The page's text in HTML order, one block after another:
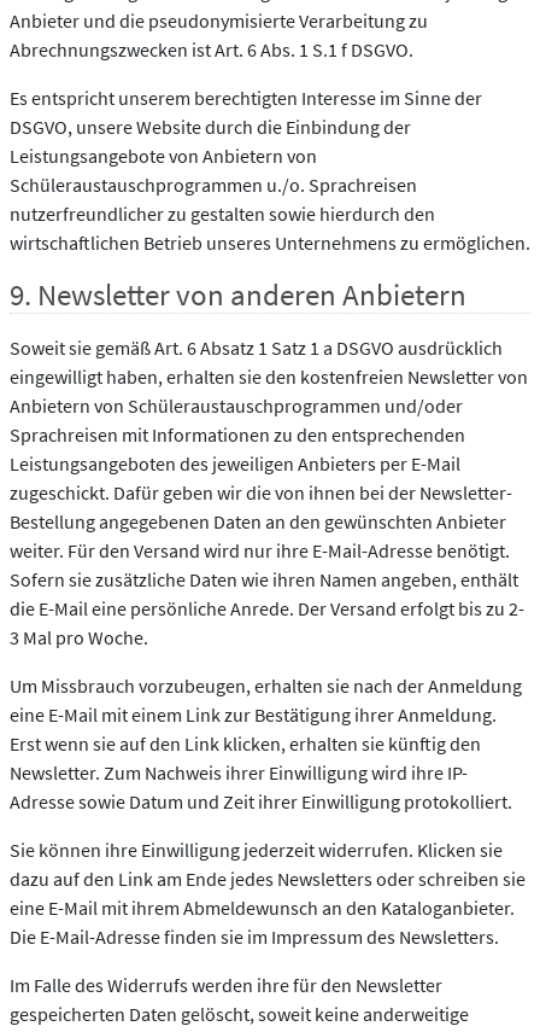
Anbieter und die pseudonymisierte Verarbeitung zu
Abrechnungszwecken ist Art. 6 Abs. 1 S.1 f DSGVO.
Es entspricht unserem berechtigten Interesse im Sinne der
DSGVO, unsere Website durch die Einbindung der
Leistungsangebote von Anbietern von
Schüleraustauschprogrammen u./o. Sprachreisen
nutzerfreundlicher zu gestalten sowie hierdurch den
wirtschaftlichen Betrieb unseres Unternehmens zu ermöglichen.
9. Newsletter von anderen Anbietern
Soweit sie gemäß Art. 6 Absatz 1 Satz 1 a DSGVO ausdrücklich
eingewilligt haben, erhalten sie den kostenfreien Newsletter von
Anbietern von Schüleraustauschprogrammen und/oder
Sprachreisen mit Informationen zu den entsprechenden
Leistungsangeboten des jeweiligen Anbieters per E-Mail
zugeschickt. Dafür geben wir die von ihnen bei der Newsletter-
Bestellung angegebenen Daten an den gewünschten Anbieter
weiter. Für den Versand wird nur ihre E-Mail-Adresse benötigt.
Sofern sie zusätzliche Daten wie ihren Namen angeben, enthält
die E-Mail eine persönliche Anrede. Der Versand erfolgt bis zu 2-
3 Mal pro Woche.
Um Missbrauch vorzubeugen, erhalten sie nach der Anmeldung
eine E-Mail mit einem Link zur Bestätigung ihrer Anmeldung.
Erst wenn sie auf den Link klicken, erhalten sie künftig den
Newsletter. Zum Nachweis ihrer Einwilligung wird ihre IP-
Adresse sowie Datum und Zeit ihrer Einwilligung protokolliert.
Sie können ihre Einwilligung jederzeit widerrufen. Klicken sie
dazu auf den Link am Ende jedes Newsletters oder schreiben sie
eine E-Mail mit ihrem Abmeldewunsch an den Kataloganbieter.
Die E-Mail-Adresse finden sie im Impressum des Newsletters.
Im Falle des Widerrufs werden ihre für den Newsletter
gespeicherten Daten gelöscht, soweit keine anderweitige